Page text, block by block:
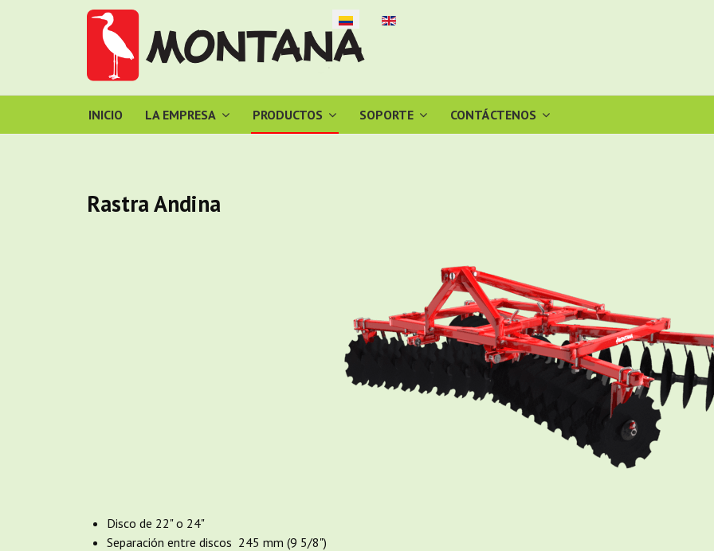
Seleccione su idioma
INICIO LA EMPRESA PRODUCTOS SOPORTE CONTÁCTENOS
Rastra Andina
Disco de 22" o 24"
Separación entre discos 245 mm (9 5/8")